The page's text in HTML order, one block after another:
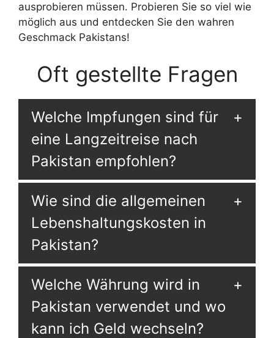
ausprobieren müssen. Probieren Sie so viel wie
möglich aus und entdecken Sie den wahren
Geschmack Pakistans!
Oft gestellte Fragen
Welche Impfungen sind für
eine Langzeitreise nach
Pakistan empfohlen?
Wie sind die allgemeinen
Lebenshaltungskosten in
Pakistan?
Welche Währung wird in
Pakistan verwendet und wo
kann ich Geld wechseln?